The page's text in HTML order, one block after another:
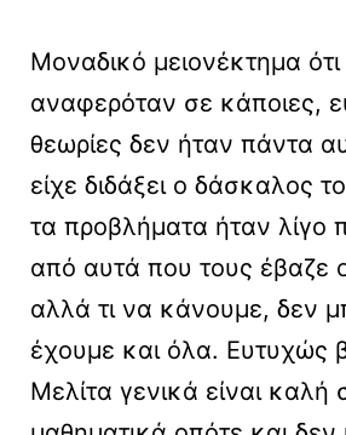
Μοναδικό μειονέκτημα
αναφερόταν σε κάποιες,
θεωρίες δεν ήταν πάντα
είχε διδάξει ο δάσκαλος
τα προβλήματα ήταν λίγο
από αυτά που τους έβαζε
αλλά τι να κάνουμε, δεν
έχουμε και όλα. Ευτυχώς
Μελίτα γενικά είναι καλή